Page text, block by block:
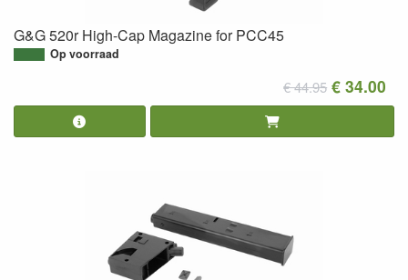
G&G 520r High-Cap Magazine for PCC45
Op voorraad
€ 44.95 € 34.00